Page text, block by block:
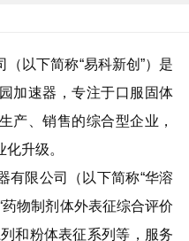
以下简称“易科新创”）是
加速器，专注于口服固体
产、销售的综合型企业，
升级。
有限公司（以下简称“华溶
物制剂体外表征综合评价
和粉体表征系列等，服务